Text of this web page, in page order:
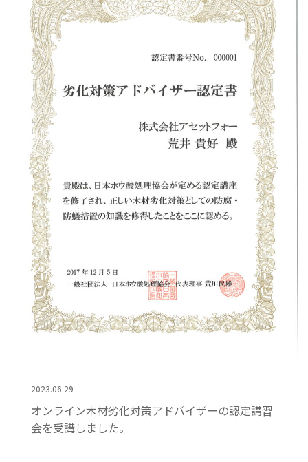
2023.06.29
オンライン木材劣化対策アドバイザーの認定講習
会を受講しました。